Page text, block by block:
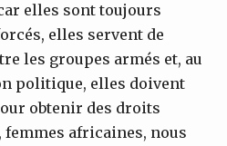
elles sont toujours
elles servent de
les groupes armés et, au
politique, elles doivent
obtenir des droits
femmes africaines, nous